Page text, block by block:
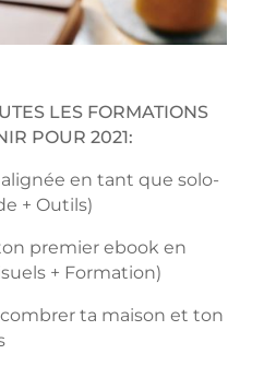
LES FORMATIONS
POUR 2021:
en tant que solo-
+ Outils)
premier ebook en
+ Formation)
ta maison et ton